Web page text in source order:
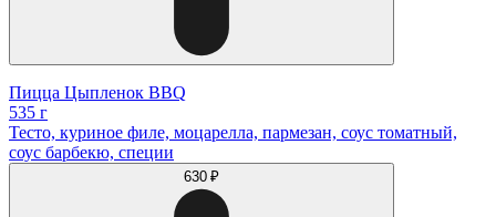
Пицца Цыпленок BBQ
535 г
Тесто, куриное филе, моцарелла, пармезан, соус томатный,
соус барбекю, специи
630 ₽